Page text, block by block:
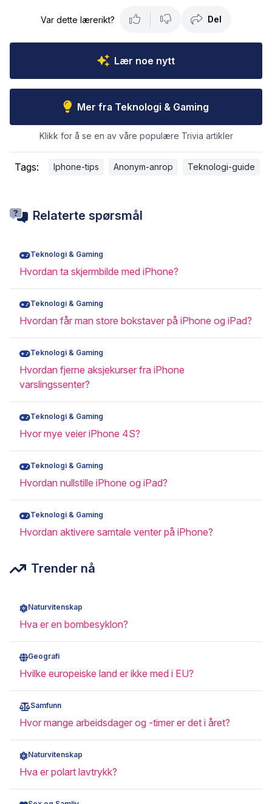
Var dette lærerikt? Del
Lær noe nytt
Mer fra Teknologi & Gaming
Klikk for å se en av våre populære Trivia artikler
Tags: Iphone-tips Anonym-anrop Teknologi-guide
Relaterte spørsmål
Teknologi & Gaming
Hvordan ta skjermbilde med iPhone?
Teknologi & Gaming
Hvordan får man store bokstaver på iPhone og iPad?
Teknologi & Gaming
Hvordan fjerne aksjekurser fra iPhone
varslingssenter?
Teknologi & Gaming
Hvor mye veier iPhone 4S?
Teknologi & Gaming
Hvordan nullstille iPhone og iPad?
Teknologi & Gaming
Hvordan aktivere samtale venter på iPhone?
Trender nå
Naturvitenskap
Hva er en bombesyklon?
Geografi
Hvilke europeiske land er ikke med i EU?
Samfunn
Hvor mange arbeidsdager og -timer er det i året?
Naturvitenskap
Hva er polart lavtrykk?